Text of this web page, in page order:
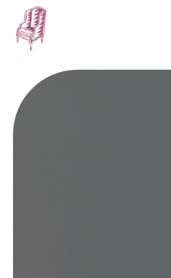
Panneau de gestion des cookies